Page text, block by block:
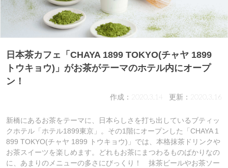
日本茶カフェ「CHAYA 1899 TOKYO(チャヤ 1899
トウキョウ)」がお茶がテーマのホテル内にオープ
ン！
作成：2020.3.14 更新：2020.3.16
新橋にあるお茶をテーマに、日本らしさを打ち出しているブティッ
クホテル「ホテル1899東京」。その1階にオープンした「CHAYA 1
899 TOKYO(チャヤ 1899 トウキョウ)」では、本格抹茶ドリンクや
お茶スイーツを楽しめます。どれもお茶にまつわるものばかりなの
に、あまりのメニューの多さにびっくり！ 抹茶ビールやお茶ソー